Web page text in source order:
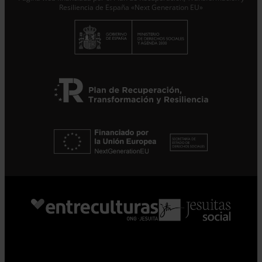
Resiliencia de España «Next Generation EU»